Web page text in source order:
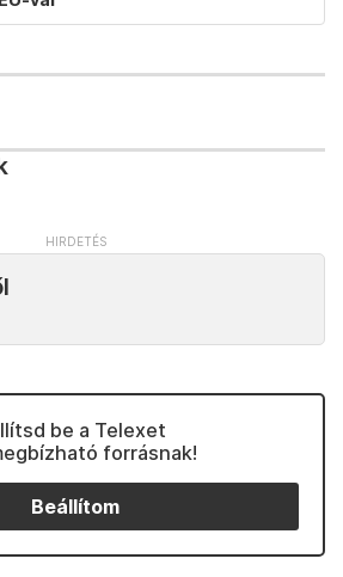
be a Telexet
forrásnak!
Beállítom